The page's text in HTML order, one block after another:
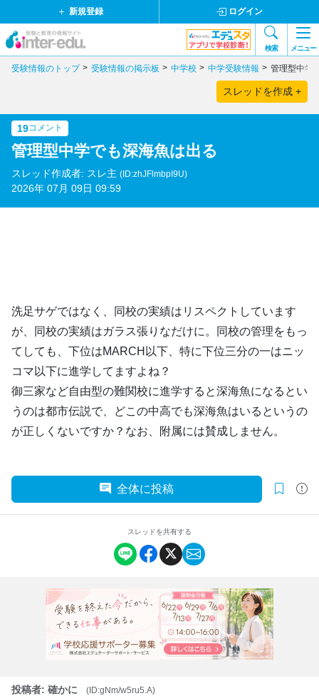
新規登録 ログイン
検索 メニュー
受験情報のトップ 受験情報の掲示板 中学校 中学受験情報 管理型中学
スレッドを作成 +
19コメント
管理型中学でも深海魚は出る
スレッド作成者: スレ主 (ID:zhJFlmbpI9U)
2026年 07月 09日 09:59
洗足サゲではなく、同校の実績はリスペクトしています
が、同校の実績はガラス張りなだけに。同校の管理をもっ
てしても、下位はMARCH以下、特に下位三分の一はニッ
コマ以下に進学してますよね？
御三家など自由型の難関校に進学すると深海魚になるとい
うのは都市伝説で、どこの中高でも深海魚はいるというの
が正しくないですか？なお、附属には賛成しません。
全体に投稿
スレッドを共有する
投稿者: 確かに
(ID:gNm/w5ru5.A)